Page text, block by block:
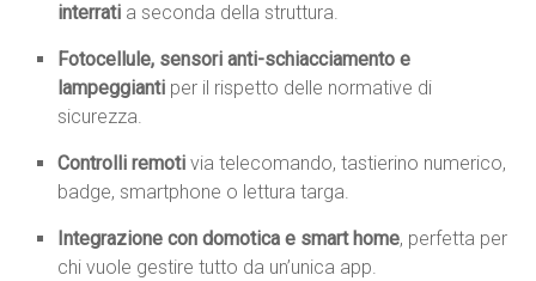
interrati a seconda della struttura.
Fotocellule, sensori anti-schiacciamento e
lampeggianti per il rispetto delle normative di
sicurezza.
Controlli remoti via telecomando, tastierino numerico,
badge, smartphone o lettura targa.
Integrazione con domotica e smart home, perfetta per
chi vuole gestire tutto da un’unica app.